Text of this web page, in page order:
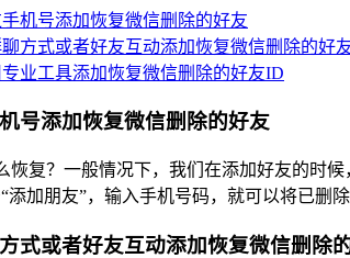
机号添加恢复微信删除的好友
方式或者好友互动添加恢复微信删除的好
业工具添加恢复微信删除的好友ID
号添加恢复微信删除的好友
恢复？一般情况下，我们在添加好友的时
添加朋友”，输入手机号码，就可以将已删
式或者好友互动添加恢复微信删除